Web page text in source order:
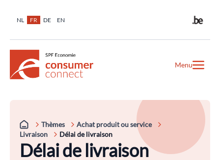
NL FR DE EN
Menu
Thèmes
Achat produit ou service
Livraison
Délai de livraison
Délai de livraison